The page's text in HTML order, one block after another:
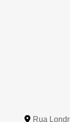
Rua